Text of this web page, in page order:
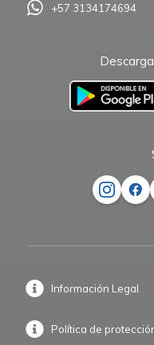
+57 3134174694
Información Legal
Política de